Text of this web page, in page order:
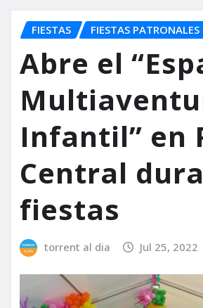
FIESTAS FIESTAS PATRONALES
Abre el
Infantil” en
Central
fiestas
torrent al dia Jul 25, 2022